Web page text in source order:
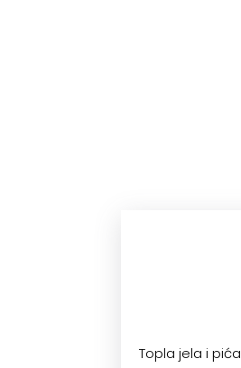
Topla jela i